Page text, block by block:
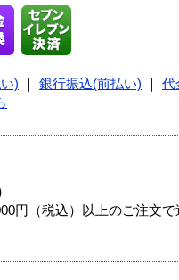
) 銀行振込(前払い) 代
円（税込）以上のご注文で